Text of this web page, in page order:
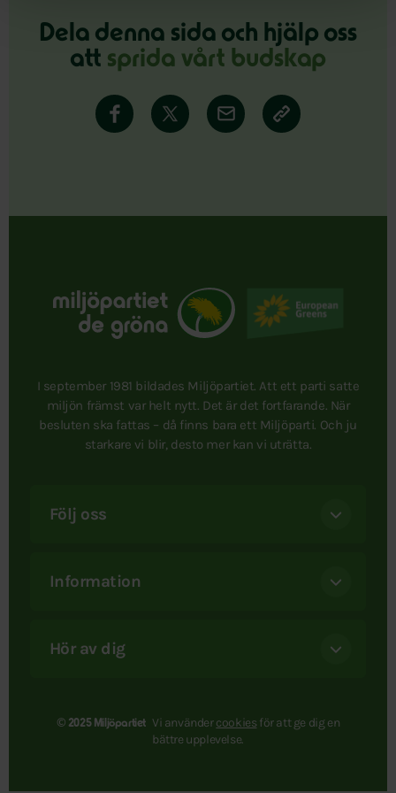
Dela denna sida och hjälp oss
att sprida vårt budskap
I september 1981 bildades Miljöpartiet. Att ett parti satte
miljön främst var helt nytt. Det är det fortfarande. När
besluten ska fattas – då finns bara ett Miljöparti. Och ju
starkare vi blir, desto mer kan vi uträtta.
Följ oss
Information
Hör av dig
© 2025 Miljöpartiet Vi användercookies för att ge dig en
bättre upplevelse.